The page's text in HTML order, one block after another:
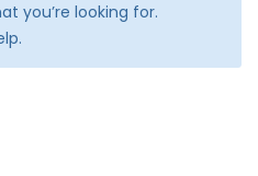
you’re looking for.